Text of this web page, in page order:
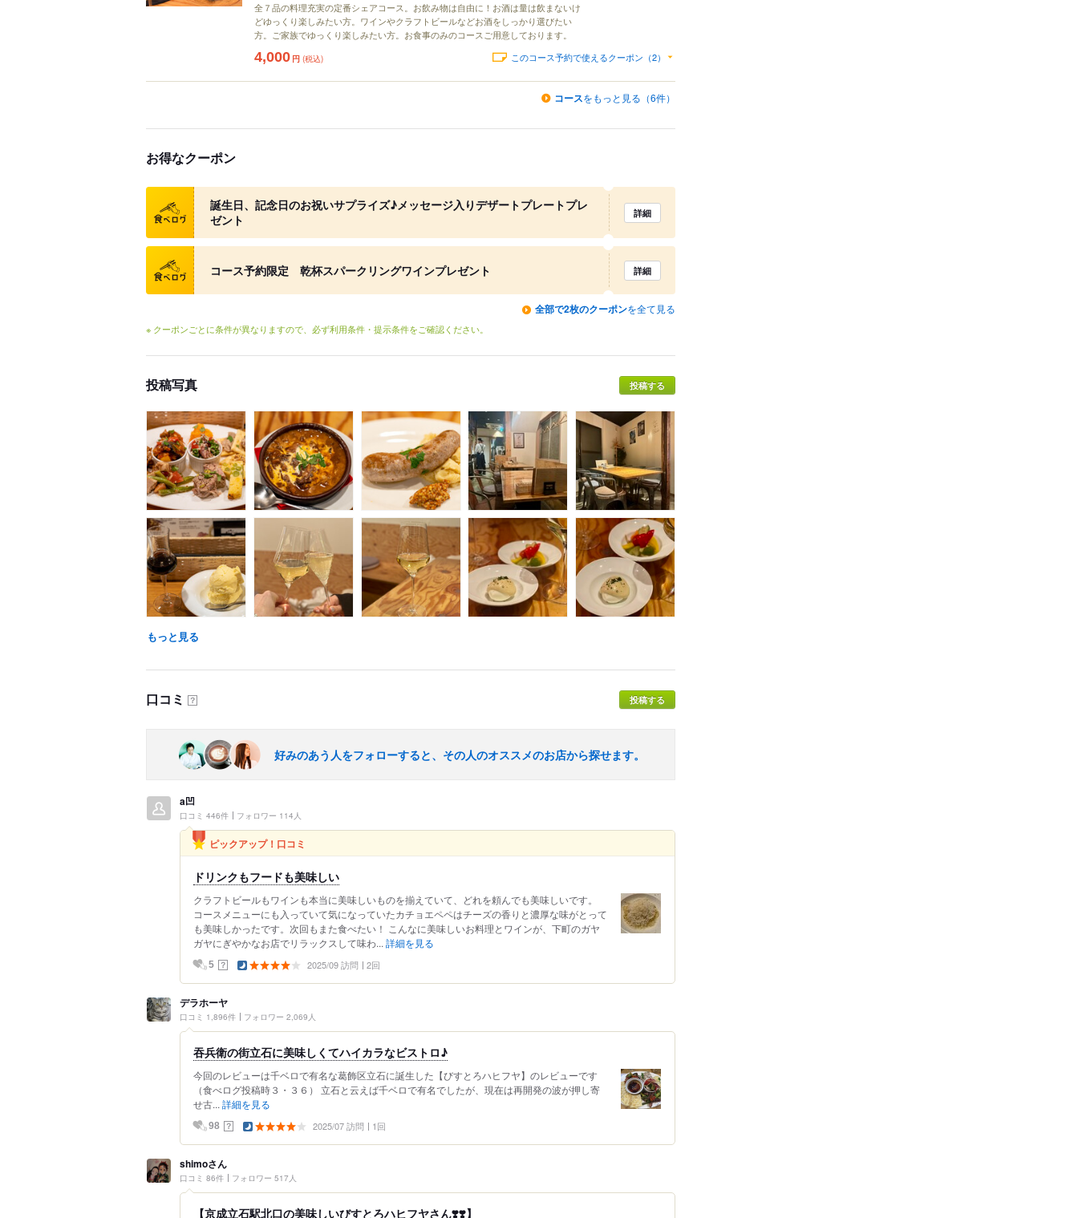
全７品の料理充実の定番シェアコース。お飲み物は自由に！お酒は量は飲まないけ
どゆっくり楽しみたい方。ワインやクラフトビールなどお酒をしっかり選びたい
方。ご家族でゆっくり楽しみたい方。お食事のみのコースご用意しております。
4,000 円 (税込) このコース予約で使えるクーポン（2）
コースをもっと見る（6件）
お得なクーポン
クーポン
誕生日、記念日のお祝いサプライズ♪メッセージ入りデザートプレートプレ
ゼント
詳細
クーポン
コース予約限定 乾杯スパークリングワインプレゼント 詳細
全部で2枚のクーポンを全て見る
※ クーポンごとに条件が異なりますので、必ず利用条件・提示条件をご確認ください。
投稿写真 投稿する
もっと見る
口コミ ？ 投稿する
好みのあう人をフォローすると、その人のオススメのお店から探せます。
a凹
口コミ 446件 フォロワー 114人
ピックアップ！口コミ
ドリンクもフードも美味しい
クラフトビールもワインも本当に美味しいものを揃えていて、どれを頼んでも美味しいです。
コースメニューにも入っていて気になっていたカチョエペペはチーズの香りと濃厚な味がとって
も美味しかったです。次回もまた食べたい！ こんなに美味しいお料理とワインが、下町のガヤ
ガヤにぎやかなお店でリラックスして味わ... 詳細を見る
5 ？ 2025/09 訪問 2回
デラホーヤ
口コミ 1,896件 フォロワー 2,069人
吞兵衛の街立石に美味しくてハイカラなビストロ♪
今回のレビューは千ベロで有名な葛飾区立石に誕生した【びすとろハヒフヤ】のレビューです
（食べログ投稿時３・３６） 立石と云えば千ベロで有名でしたが、現在は再開発の波が押し寄
せ古... 詳細を見る
98 ？ 2025/07 訪問 1回
shimoさん
口コミ 86件 フォロワー 517人
【京成立石駅北口の美味しいびすとろハヒフヤさん❣️❣️】